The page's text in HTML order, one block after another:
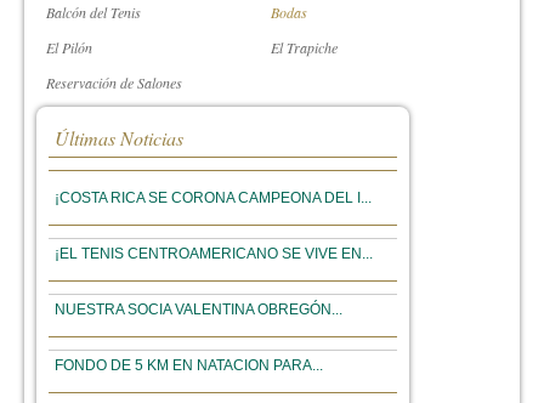
Balcón del Tenis
Bodas
El Pilón
El Trapiche
Reservación de Salones
Últimas Noticias
¡COSTA RICA SE CORONA CAMPEONA DEL I...
¡EL TENIS CENTROAMERICANO SE VIVE EN...
NUESTRA SOCIA VALENTINA OBREGÓN...
FONDO DE 5 KM EN NATACION PARA...